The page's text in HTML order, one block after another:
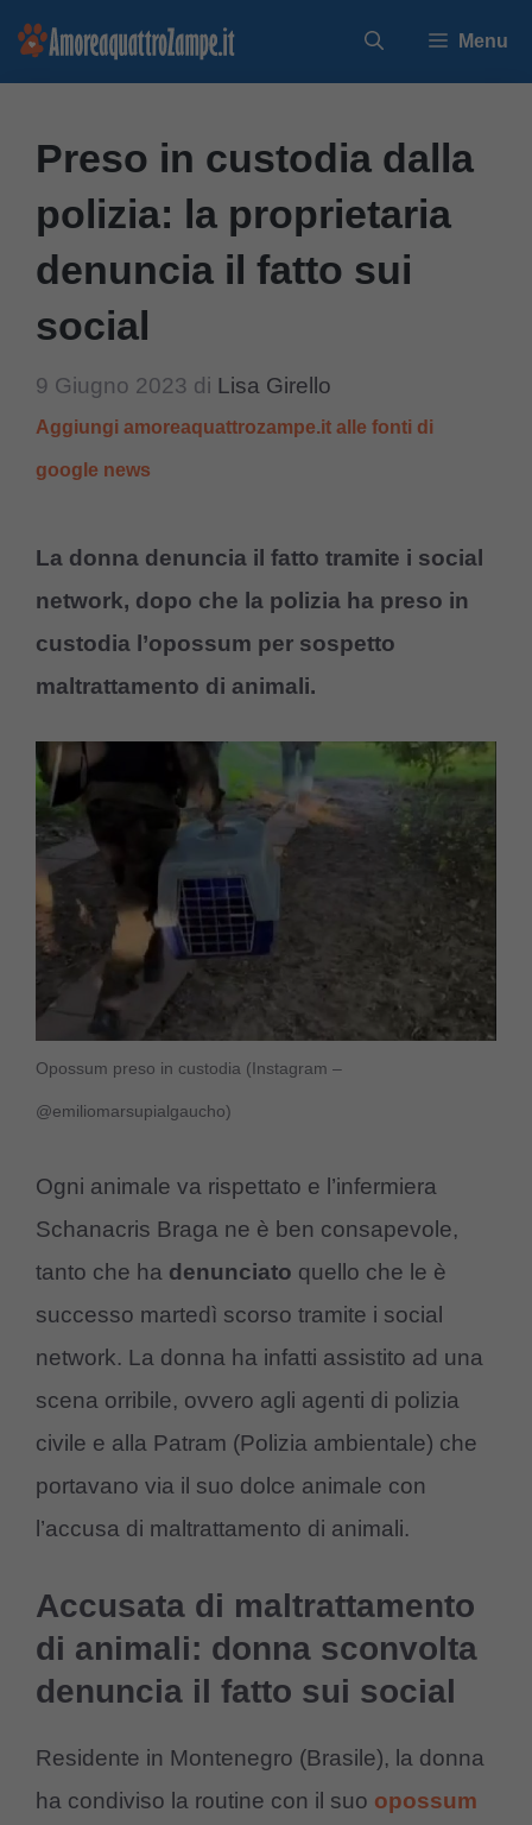
Vai
Menu
Preso in custodia dalla
polizia: la proprietaria
denuncia il fatto sui
social
9 Giugno 2023 di Lisa Girello
Aggiungi amoreaquattrozampe.it alle fonti di
google news
La donna denuncia il fatto tramite i social
network, dopo che la polizia ha preso in
custodia l’opossum per sospetto
maltrattamento di animali.
Opossum preso in custodia (Instagram –
@emiliomarsupialgaucho)
Ogni animale va rispettato e l’infermiera
Schanacris Braga ne è ben consapevole,
tanto che ha denunciato quello che le è
successo martedì scorso tramite i social
network. La donna ha infatti assistito ad una
scena orribile, ovvero agli agenti di polizia
civile e alla Patram (Polizia ambientale) che
portavano via il suo dolce animale con
l’accusa di maltrattamento di animali.
Accusata di maltrattamento
di animali: donna sconvolta
denuncia il fatto sui social
Residente in Montenegro (Brasile), la donna
ha condiviso la routine con il suo opossum